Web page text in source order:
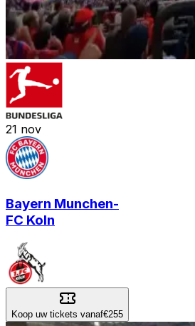
21 nov
Bayern Munchen-
FC Koln
Koop uw tickets vanaf€255